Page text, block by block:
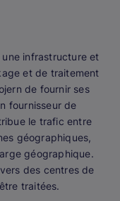
infrastructure et
et de traitement
de fournir ses
fournisseur de
le trafic entre
géographiques,
géographique.
des centres de
traitées.